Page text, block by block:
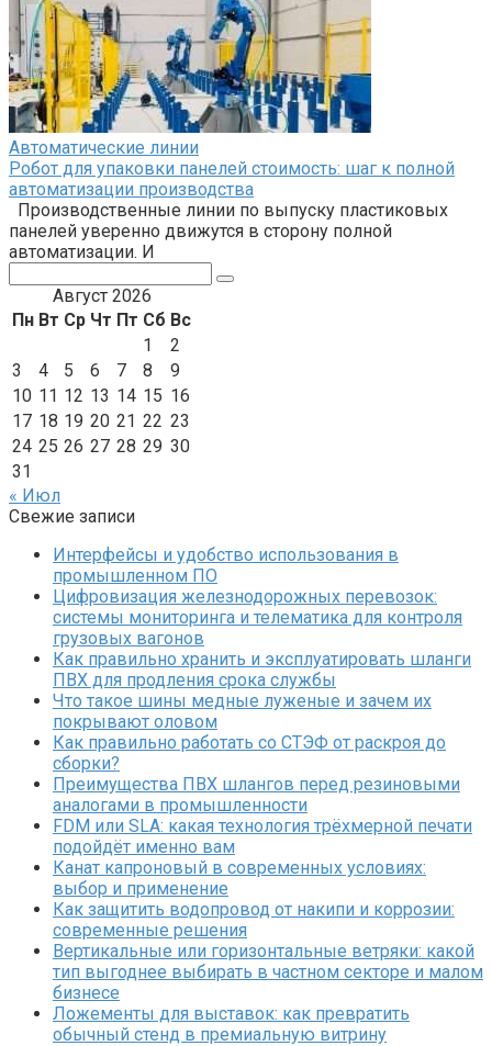
Автоматические линии
Робот для упаковки панелей стоимость: шаг к полной
автоматизации производства
Производственные линии по выпуску пластиковых
панелей уверенно движутся в сторону полной
автоматизации. И
Август 2026
Пн Вт Ср Чт Пт Сб Вс
1
2
3
4 5 6 7 8
9
10 11 12 13 14 15 16
17 18 19 20 21 22 23
24 25 26 27 28 29 30
31
« Июл
Свежие записи
Интерфейсы и удобство использования в
промышленном ПО
Цифровизация железнодорожных перевозок:
системы мониторинга и телематика для контроля
грузовых вагонов
Как правильно хранить и эксплуатировать шланги
ПВХ для продления срока службы
Что такое шины медные луженые и зачем их
покрывают оловом
Как правильно работать со СТЭФ от раскроя до
сборки?
Преимущества ПВХ шлангов перед резиновыми
аналогами в промышленности
FDM или SLA: какая технология трёхмерной печати
подойдёт именно вам
Канат капроновый в современных условиях:
выбор и применение
Как защитить водопровод от накипи и коррозии:
современные решения
Вертикальные или горизонтальные ветряки: какой
тип выгоднее выбирать в частном секторе и малом
бизнесе
Ложементы для выставок: как превратить
обычный стенд в премиальную витрину